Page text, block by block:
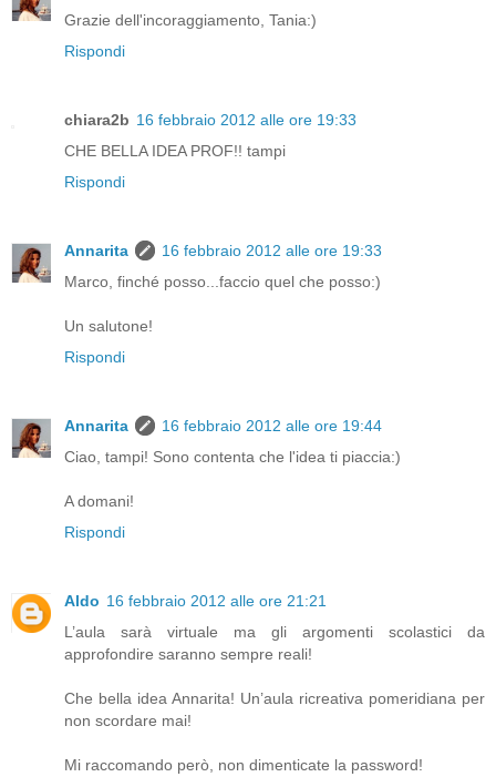
Grazie dell'incoraggiamento, Tania:)
Rispondi
chiara2b 16 febbraio 2012 alle ore 19:33
CHE BELLA IDEA PROF!! tampi
Rispondi
Annarita
16 febbraio 2012 alle ore 19:33
Marco, finché posso...faccio quel che posso:)
Un salutone!
Rispondi
Annarita
16 febbraio 2012 alle ore 19:44
Ciao, tampi! Sono contenta che l'idea ti piaccia:)
A domani!
Rispondi
Aldo 16 febbraio 2012 alle ore 21:21
L’aula sarà virtuale ma gli argomenti scolastici da
approfondire saranno sempre reali!
Che bella idea Annarita! Un’aula ricreativa pomeridiana per
non scordare mai!
Mi raccomando però, non dimenticate la password!